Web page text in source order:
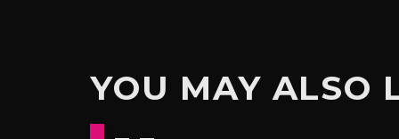
YOU MAY ALSO